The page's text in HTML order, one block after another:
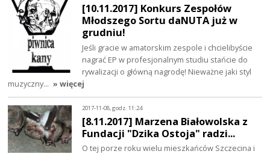
[10.11.2017] Konkurs​​ Zespołów ​​
Młodszego ​​Sortu​​ daNUTA​​ już​​ w​​
grudniu!
Jeśli gracie w amatorskim zespole i chcielibyście
nagrać EP w profesjonalnym studiu stańcie do
rywalizacji o główną nagrodę! Nieważne jaki styl
muzyczny… » więcej
2017-11-08, godz. 11:24
[8.11.2017] Marzena Białowolska z
Fundacji "Dzika Ostoja" radzi...
O tej porze roku wielu mieszkańców Szczecina i